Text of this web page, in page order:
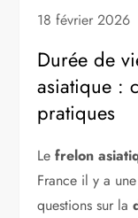
18 février 2026
Durée de
asiatique :
pratiques
Lefrelon
France il y a
questions sur la